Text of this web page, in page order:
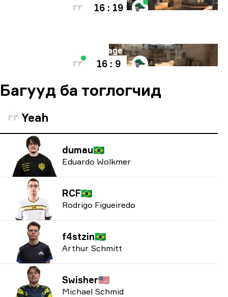
16 : 19
Mirage
16 : 9
Багууд ба тоглогчид
Yeah
dumau🇧🇷
Eduardo Wolkmer
RCF🇧🇷
Rodrigo Figueiredo
f4stzin🇧🇷
Arthur Schmitt
Swisher🇺🇸
Michael Schmid